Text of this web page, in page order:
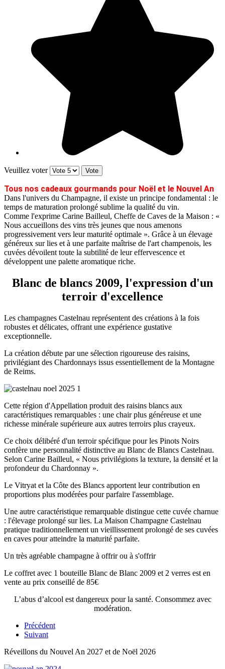
Veuillez voter
Tous nos cadeaux gourmands pour Noël et le Nouvel An
Dans l'univers du Champagne, il existe un principe fondamental : le
temps de maturation prolongé sublime la qualité du vin.
Comme l'exprime Carine Bailleul, Cheffe de Caves de la Maison : «
Nous accueillons des vins très jeunes que nous amenons
progressivement vers leur maturité optimale ». Grâce à un élevage
généreux sur lies et à une parfaite maîtrise de l'art champenois, les
cuvées dévoilent toute la subtilité de leur effervescence et
développent une palette aromatique riche.
Blanc de blancs 2009, l'expression d'un
terroir d'excellence
Les champagnes Castelnau représentent des créations à la fois
robustes et délicates, offrant une expérience gustative
exceptionnelle.
La création débute par une sélection rigoureuse des raisins,
privilégiant des Chardonnays issus essentiellement de la Montagne
de Reims.
Cette région d'Appellation produit des raisins blancs aux
caractéristiques remarquables : une chair plus généreuse et une
richesse minérale supérieure aux autres terroirs plus crayeux.
Ce choix délibéré d'un terroir spécifique pour les Pinots Noirs
confère une personnalité distinctive au Blanc de Blancs Castelnau.
Selon Carine Bailleul, « Nous privilégions la texture, la densité et la
profondeur du Chardonnay ».
Le Vitryat et la Côte des Blancs apportent leur contribution en
proportions plus modérées pour parfaire l'assemblage.
Une autre caractéristique remarquable distingue cette cuvée charnue
: l'élevage prolongé sur lies. La Maison Champagne Castelnau
pratique traditionnellement un vieillissement prolongé de ses cuvées
en caves pour atteindre la maturité parfaite.
Un très agréable champagne à offrir ou à s'offrir
Le coffret avec 1 bouteille Blanc de Blanc 2009 et 2 verres est en
vente au prix conseillé de 85€
L’abus d’alcool est dangereux pour la santé. Consommez avec
modération.
Précédent
Suivant
Réveillons du Nouvel An 2027 et de Noël 2026